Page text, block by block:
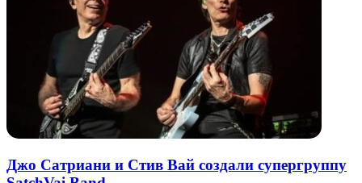
Джо Сатриани и Стив Вай создали супергруппу